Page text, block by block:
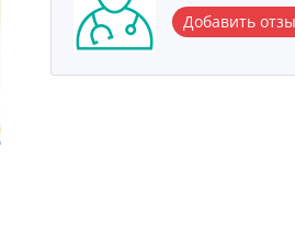
Добавить